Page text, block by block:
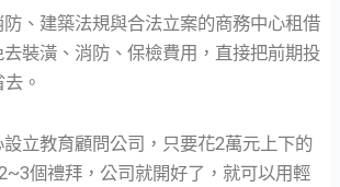
、建築法規與合法立案的商務中心租借
裝潢、消防、保檢費用，直接把前期投
。
立教育顧問公司，只要花2萬元上下的
個禮拜，公司就開好了，就可以用輕